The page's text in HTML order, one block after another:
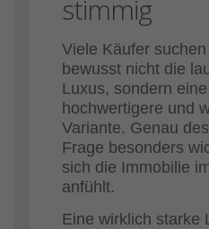
stimmig
Viele Käufer
bewusst nicht die
Luxus, sondern
hochwertigere und
Variante. Genau
Frage besonders
sich die Immobilie
anfühlt.
Eine wirklich starke